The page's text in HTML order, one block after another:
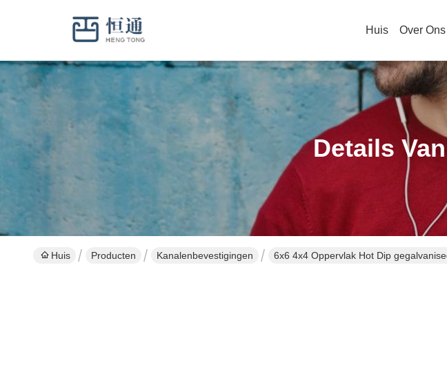
Huis Over Ons
Details
Huis Producten Kanalenbevestigingen 6x6 4x4 Oppervlak Hot Dip